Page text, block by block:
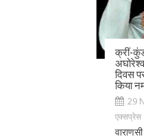
क्रीं-
दिवस
किया
29
एक्सप्रेस